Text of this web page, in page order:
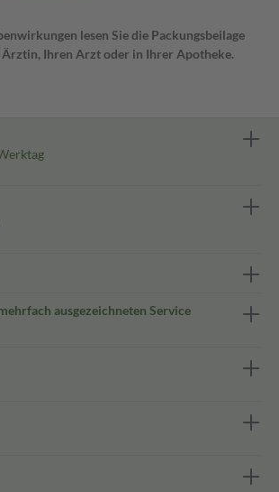
lesen Sie die Packungsbeilage
Ärztin, Ihren Arzt oder in Ihrer Apotheke.
ausgezeichneten Service